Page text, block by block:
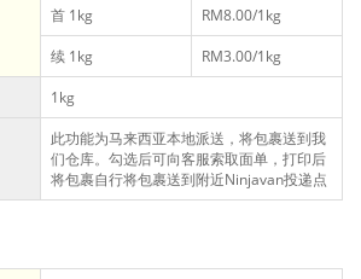
首 1kg
RM8.00/1kg
续 1kg
RM3.00/1kg
1kg
此功能为马来西亚本地派送，将包裹送到我
们仓库。勾选后可向客服索取面单，打印后
将包裹自行将包裹送到附近Ninjavan投递点